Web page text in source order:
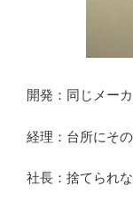
開発：同じメーカ
経理：台所にそ
社長：捨てられな